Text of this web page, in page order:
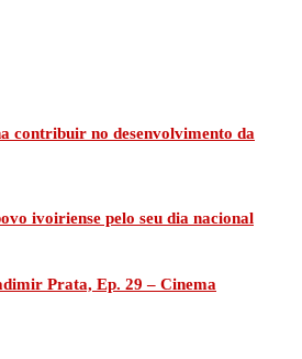
contribuir no desenvolvimento da
ivoiriense pelo seu dia nacional
Prata, Ep. 29 – Cinema